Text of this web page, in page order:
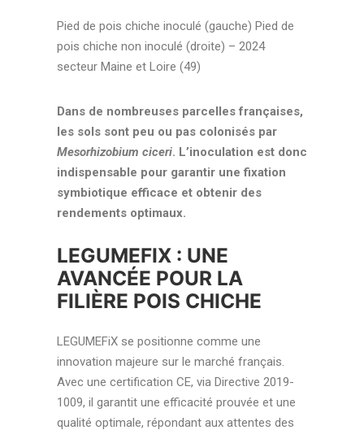
Pied de pois chiche inoculé (gauche) Pied de
pois chiche non inoculé (droite) – 2024
secteur Maine et Loire (49)
Dans de nombreuses parcelles françaises,
les sols sont peu ou pas colonisés par
Mesorhizobium ciceri. L’inoculation est donc
indispensable pour garantir une fixation
symbiotique efficace et obtenir des
rendements optimaux.
LEGUMEFIX : UNE
AVANCÉE POUR LA
FILIÈRE POIS CHICHE
LEGUMEFiX se positionne comme une
innovation majeure sur le marché français.
Avec une certification CE, via Directive 2019-
1009, il garantit une efficacité prouvée et une
qualité optimale, répondant aux attentes des